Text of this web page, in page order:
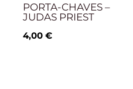
PORTA-CHAVES –
JUDAS PRIEST
4,00 €